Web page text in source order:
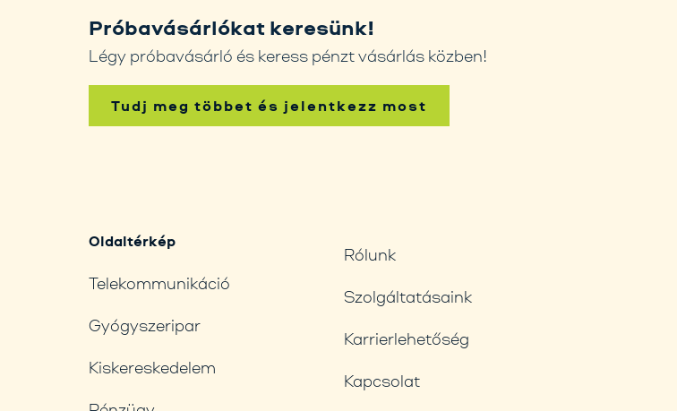
Próbavásárlókat keresünk!
Légy próbavásárló és keress pénzt vásárlás közben!
Tudj meg többet és jelentkezz most
Oldaltérkép
Telekommunikáció
Gyógyszeripar
Kiskereskedelem
Rólunk
Szolgáltatásaink
Karrierlehetőség
Kapcsolat